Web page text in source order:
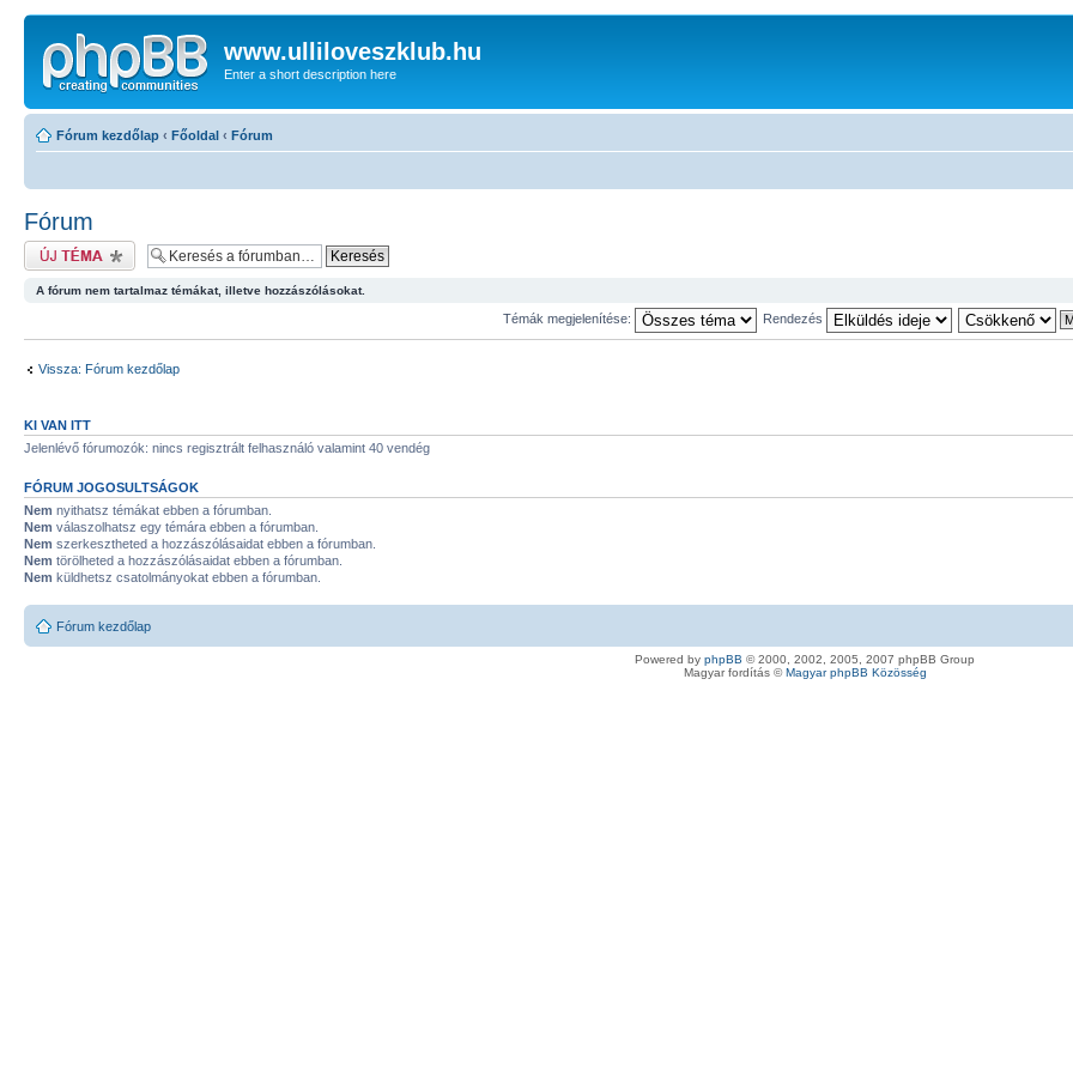
www.ulliloveszklub.hu
Enter a short description here
Fórum kezdőlap ‹ Főoldal ‹ Fórum
Fórum
Új téma nyitása
A fórum nem tartalmaz témákat, illetve hozzászólásokat.
Témák megjelenítése: Rendezés
Vissza: Fórum kezdőlap
KI VAN ITT
Jelenlévő fórumozók: nincs regisztrált felhasználó valamint 40 vendég
FÓRUM JOGOSULTSÁGOK
Nem nyithatsz témákat ebben a fórumban.
Nem válaszolhatsz egy témára ebben a fórumban.
Nem szerkesztheted a hozzászólásaidat ebben a fórumban.
Nem törölheted a hozzászólásaidat ebben a fórumban.
Nem küldhetsz csatolmányokat ebben a fórumban.
Fórum kezdőlap
Powered by phpBB © 2000, 2002, 2005, 2007 phpBB Group
Magyar fordítás ©Magyar phpBB Közösség